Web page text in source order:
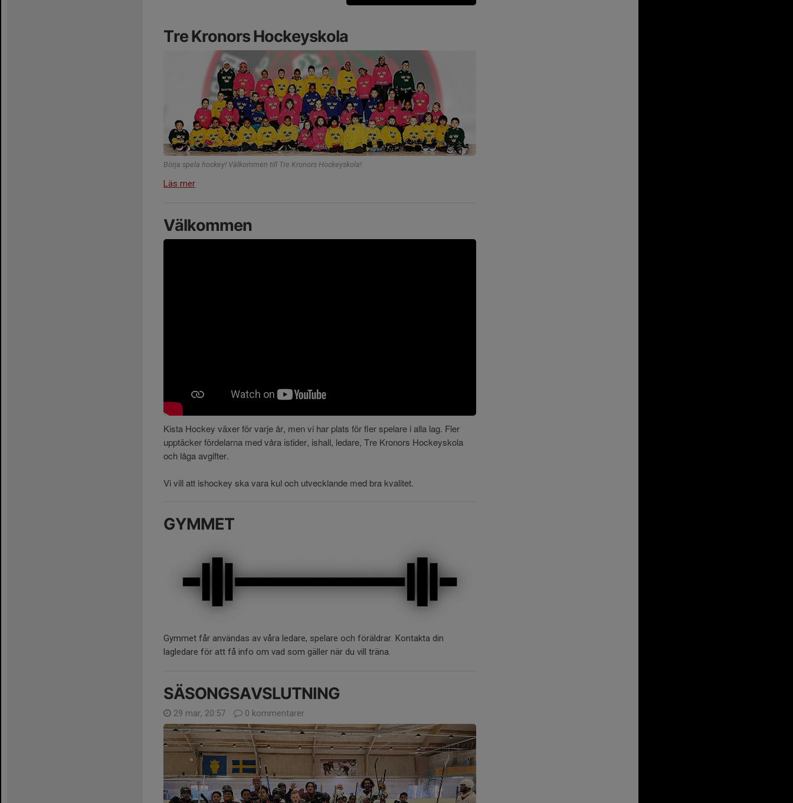
Tre Kronors Hockeyskola
Börja spela hockey! Välkommen till Tre Kronors Hockeyskola!
Läs mer
Välkommen
Kista Hockey växer för varje år, men vi har plats för fler spelare i alla lag. Fler
upptäcker fördelarna med våra istider, ishall, ledare, Tre Kronors Hockeyskola
och låga avgifter.
Vi vill att ishockey ska vara kul och utvecklande med bra kvalitet.
GYMMET
Gymmet får användas av våra ledare, spelare och föräldrar. Kontakta din
lagledare för att få info om vad som gäller när du vill träna.
SÄSONGSAVSLUTNING
29 mar, 20:57 0 kommentarer